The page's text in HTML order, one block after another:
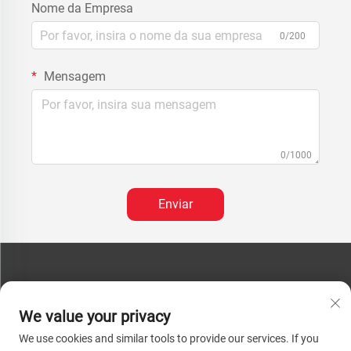
Nome da Empresa
0/200
Mensagem
0/1000
Enviar
Telefone:+86-13793890209
Tel.:+86-13793890209
We value your privacy
We use cookies and similar tools to provide our services. If you